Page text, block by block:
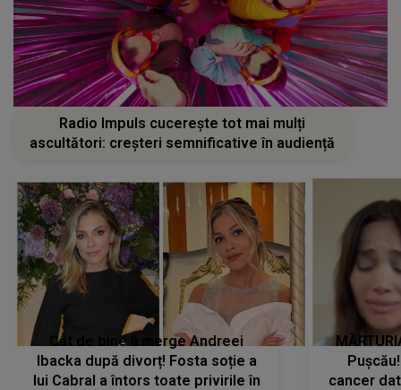
Radio Impuls cucerește tot mai mulți
ascultători: creșteri semnificative în audiență
Cât de bine îi merge Andreei
Ibacka după divorț! Fosta soție a
lui Cabral a întors toate privirile în
cancer